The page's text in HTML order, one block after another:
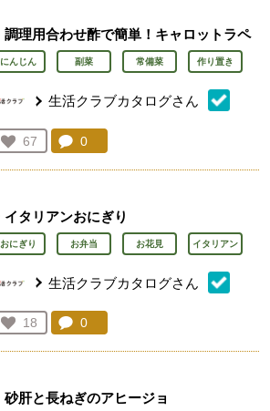
調理用合わせ酢で簡単！キャロットラペ
にんじん 副菜 常備菜 作り置き
生活クラブカタログさん
お気に入り登録：
67
人が登録
コメント：
0
イタリアンおにぎり
おにぎり お弁当 お花見 イタリアン
生活クラブカタログさん
お気に入り登録：
18
人が登録
コメント：
0
砂肝と長ねぎのアヒージョ